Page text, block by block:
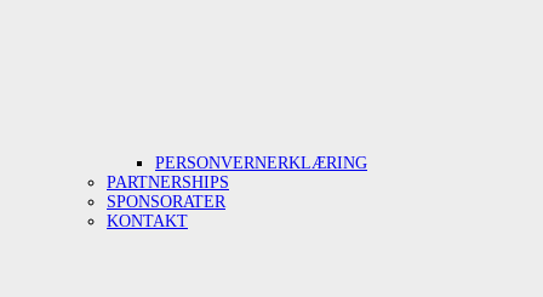
PERSONVERNERKLÆRING
PARTNERSHIPS
SPONSORATER
KONTAKT